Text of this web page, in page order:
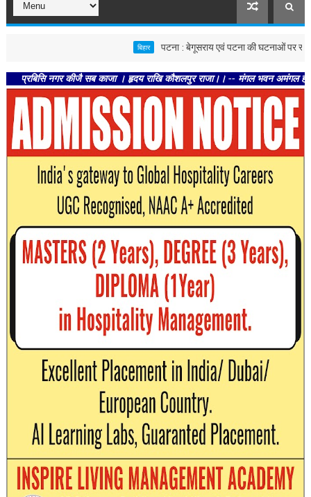
पटना : बेगूसराय एवं पटना की घटनाओं पर स्वास्थ्य
नगर कीजै सब काजा । हृदय राखि कौशलपुर राजा।। -- मंगल भवन अमंगल हारी।